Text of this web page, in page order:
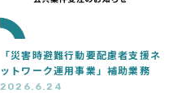
「災害時避難行動要配慮者支援ネ
ットワーク運用事業」補助業務
2026.6.24